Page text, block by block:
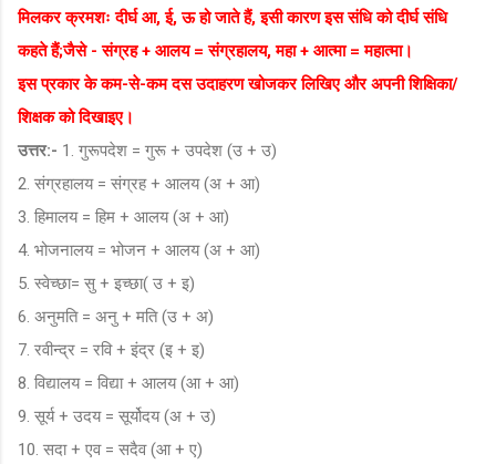
मिलकर क्रमशः दीर्घ आ, ई, ऊ हो जाते हैं, इसी कारण इस संधि को दीर्घ संधि
कहते हैं;जैसे - संग्रह + आलय = संग्रहालय, महा + आत्मा = महात्मा।
इस प्रकार के कम-से-कम दस उदाहरण खोजकर लिखिए और अपनी शिक्षिका/
शिक्षक को दिखाइए।
उत्तर:- 1. गुरूपदेश = गुरू + उपदेश (उ + उ)
2. संग्रहालय = संग्रह + आलय (अ + आ)
3. हिमालय = हिम + आलय (अ + आ)
4. भोजनालय = भोजन + आलय (अ + आ)
5. स्वेच्छा= सु + इच्छा( उ + इ)
6. अनुमति = अनु + मति (उ + अ)
7. रवीन्द्र = रवि + इंद्र (इ + इ)
8. विद्यालय = विद्या + आलय (आ + आ)
9. सूर्य + उदय = सूर्योदय (अ + उ)
10. सदा + एव = सदैव (आ + ए)